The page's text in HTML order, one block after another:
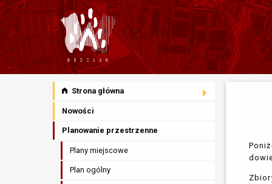
Strona główna
Nowości
Planowanie przestrzenne
Plany miejscowe
Plan ogólny